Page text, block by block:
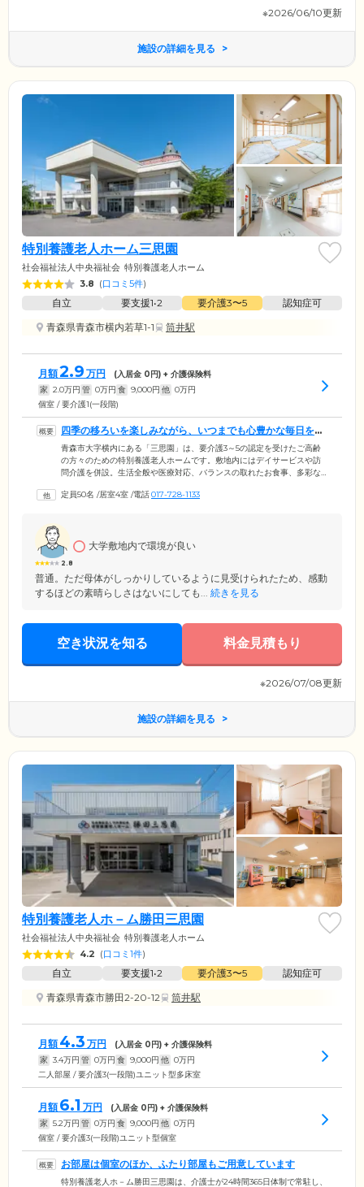
※2026/06/10更新
施設の詳細を見る
特別養護老人ホーム三思園
社会福祉法人中央福祉会 特別養護老人ホーム
3.8 (口コミ5件)
自立 要支援1•2 要介護3〜5
認知症可
青森県青森市横内若草1-1
筒井駅
月額2.9 万円 (入居金 0円) + 介護保険料
家 2.0万円 管 0万円 食 9,000円 他 0万円
個室 / 要介護1(一段階)
四季の移ろいを楽しみながら、いつまでも心豊かな毎日をお
過ごしください
青森市大字横内にある「三思園」は、要介護3～5の認定を受けたご高齢
の方々のための特別養護老人ホームです。敷地内にはデイサービスや訪
問介護を併設。生活全般や医療対応、バランスの取れたお食事、多彩な
支援します。館内は段差をなくし、随所に手すりを設置したオールバリ
スタッフを楽しませてくれます。
定員50名 /居室4室 /電話017-728-1133
2.8
大学敷地内で環境が良い
普通。ただ母体がしっかりしているように見受けられたため、感動
するほどの素晴らしさはないにしても... 続きを見る
空き状況を知る 料金見積もり
※2026/07/08更新
施設の詳細を見る
特別養護老人ホ－ム勝田三思園
社会福祉法人中央福祉会 特別養護老人ホーム
4.2 (口コミ1件)
自立 要支援1•2 要介護3〜5
認知症可
青森県青森市勝田2-20-12
筒井駅
月額 4.3 万円 (入居金 0円) + 介護保険料
家 3.4万円 管 0万円 食 9,000円 他 0万円
二人部屋 / 要介護3(一段階)ユニット型多床室
月額 6.1 万円 (入居金 0円) + 介護保険料
家 5.2万円 管 0万円 食 9,000円 他 0万円
個室 / 要介護3(一段階)ユニット型個室
お部屋は個室のほか、ふたり部屋もご用意しています
特別養護老人ホ－ム勝田三思園は、介護士が24時間365日体制で常駐し、